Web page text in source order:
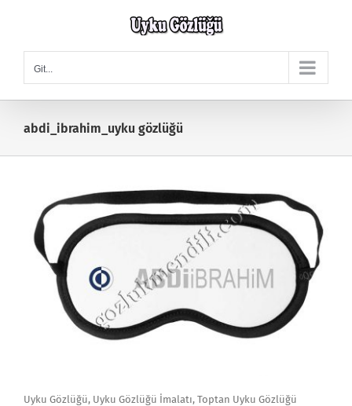
Git...
abdi_ibrahim_uyku gözlüğü
Uyku Gözlüğü, Uyku Gözlüğü İmalatı, Toptan Uyku Gözlüğü